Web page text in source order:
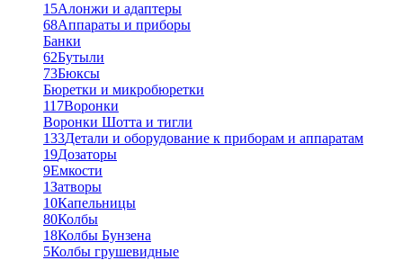
15Алонжи и адаптеры
68Аппараты и приборы
Банки
62Бутыли
73Бюксы
Бюретки и микробюретки
117Воронки
Воронки Шотта и тигли
133Детали и оборудование к приборам и аппаратам
19Дозаторы
9Емкости
1Затворы
10Капельницы
80Колбы
18Колбы Бунзена
5Колбы грушевидные